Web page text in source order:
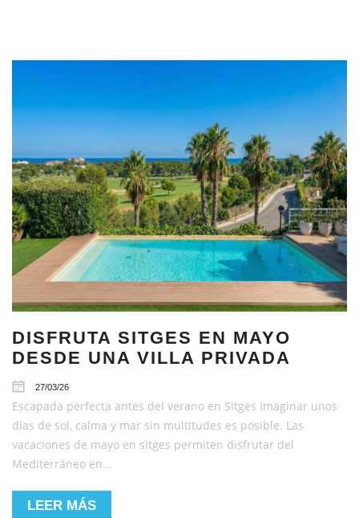
DISFRUTA SITGES EN MAYO
DESDE UNA VILLA PRIVADA
27/03/26
Escapada perfecta antes del verano en Sitges Imaginar unos
días de sol, calma y mar sin multitudes es posible. Las
vacaciones de mayo en sitges permiten disfrutar del
Mediterráneo en…
LEER MÁS